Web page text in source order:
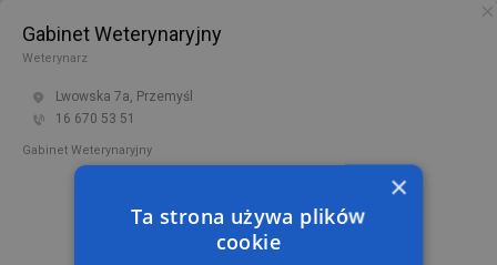
Gabinet Weterynaryjny
Weterynarz
Lwowska 7a, Przemyśl
16 670 53 51
Gabinet Weterynaryjny
PL
×
Ta strona używa plików
cookie